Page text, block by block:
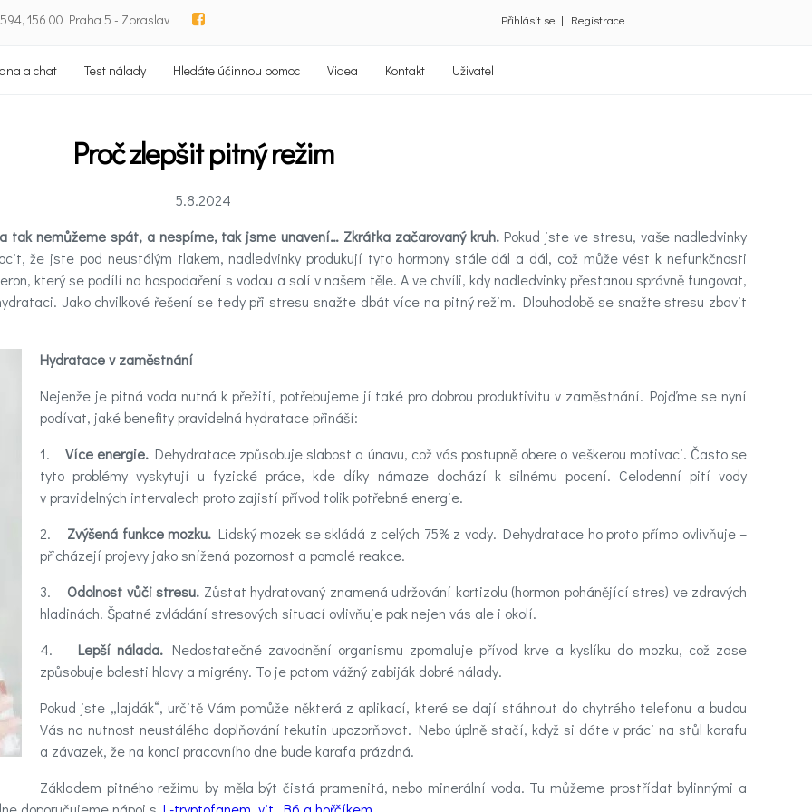
156 00 Praha 5 - Zbraslav Přihlásit se | Registrace
a chat Test nálady Hledáte účinnou pomoc Videa Kontakt Uživatel
Proč zlepšit pitný režim
5.8.2024
nemůžeme spát, a nespíme, tak jsme unavení… Zkrátka začarovaný kruh. Pokud jste ve stresu, vaše nadledvinky
že jste pod neustálým tlakem, nadledvinky produkují tyto hormony stále dál a dál, což může vést k nefunkčnosti
který se podílí na hospodaření s vodou a solí v našem těle. A ve chvíli, kdy nadledvinky přestanou správně fungovat,
Jako chvilkové řešení se tedy při stresu snažte dbát více na pitný režim. Dlouhodobě se snažte stresu zbavit
Hydratace v zaměstnání
Nejenže je pitná voda nutná k přežití, potřebujeme jí také pro dobrou produktivitu v zaměstnání. Pojďme se nyní
podívat, jaké benefity pravidelná hydratace přináší:
1. Více energie.Dehydratace způsobuje slabost a únavu, což vás postupně obere o veškerou motivaci. Často se
tyto problémy vyskytují u fyzické práce, kde díky námaze dochází k silnému pocení. Celodenní pití vody
v pravidelných intervalech proto zajistí přívod tolik potřebné energie.
2. Zvýšená funkce mozku. Lidský mozek se skládá z celých 75% z vody. Dehydratace ho proto přímo ovlivňuje –
přicházejí projevy jako snížená pozornost a pomalé reakce.
3. Odolnost vůči stresu. Zůstat hydratovaný znamená udržování kortizolu (hormon pohánějící stres) ve zdravých
hladinách. Špatné zvládání stresových situací ovlivňuje pak nejen vás ale i okolí.
4. Lepší nálada. Nedostatečné zavodnění organismu zpomaluje přívod krve a kyslíku do mozku, což zase
způsobuje bolesti hlavy a migrény. To je potom vážný zabiják dobré nálady.
Pokud jste „lajdák“, určitě Vám pomůže některá z aplikací, které se dají stáhnout do chytrého telefonu a budou
Vás na nutnost neustálého doplňování tekutin upozorňovat. Nebo úplně stačí, když si dáte v práci na stůl karafu
a závazek, že na konci pracovního dne bude karafa prázdná.
Základem pitného režimu by měla být čistá pramenitá, nebo minerální voda. Tu můžeme prostřídat bylinnými a